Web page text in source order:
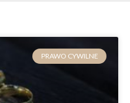
PRAWO CYWILNE